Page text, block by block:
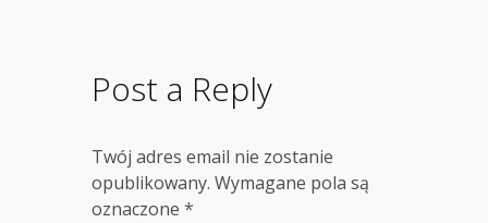
Post a Reply
Twój adres email nie zostanie
opublikowany. Wymagane pola są
oznaczone *